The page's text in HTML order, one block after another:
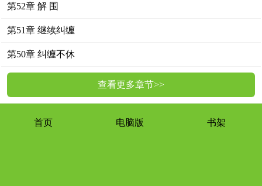
第52章 解 围
第51章 继续纠缠
第50章 纠缠不休
查看更多章节>>
首页 电脑版 书架